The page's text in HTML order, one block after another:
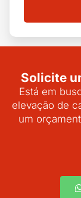
Solicite
Está em
elevação de
um